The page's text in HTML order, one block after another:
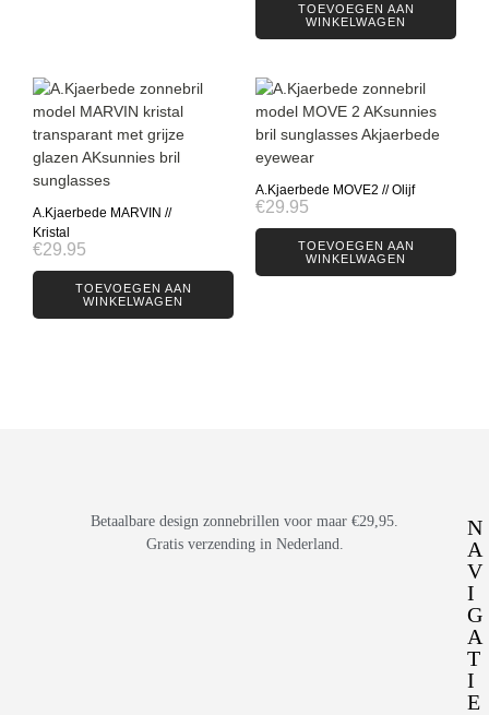
TOEVOEGEN AAN
WINKELWAGEN
A.Kjaerbede MARVIN //
Kristal
€29.95
TOEVOEGEN AAN
WINKELWAGEN
A.Kjaerbede MOVE2 // Olijf
€29.95
TOEVOEGEN AAN
WINKELWAGEN
Betaalbare design zonnebrillen voor maar €29,95.
Gratis verzending in Nederland.
N
A
V
I
G
A
T
I
E